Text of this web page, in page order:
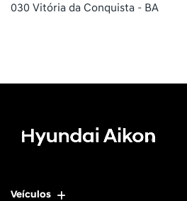
030 Vitória da Conquista – BA
Veículos